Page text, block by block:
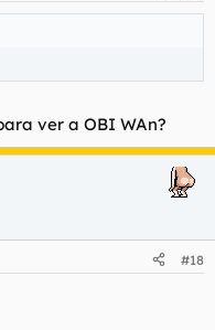
ver a OBI WAn?
#18